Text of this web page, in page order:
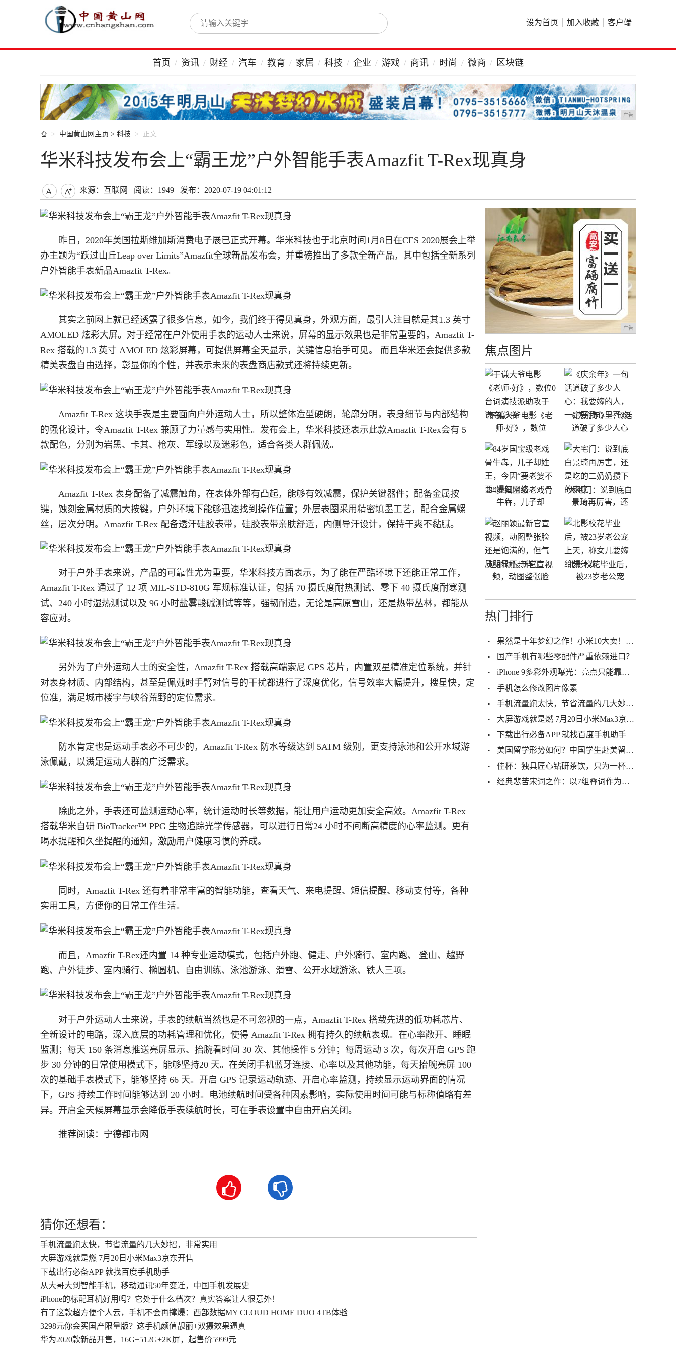
设为首页 加入收藏 客户端
首页 资讯 财经 汽车 教育 家居 科技 企业 游戏 商讯 时尚 微商 区块链
广告
 中国黄山网主页 > 科技 正文
华米科技发布会上“霸王龙”户外智能手表Amazfit T-Rex现真身
  来源：互联网 阅读：1949 发布：2020-07-19 04:01:12
昨日，2020年美国拉斯维加斯消费电子展已正式开幕。华米科技也于北京时间1月8日在CES 2020展会上举
办主题为“跃过山丘Leap over Limits”Amazfit全球新品发布会，并重磅推出了多款全新产品，其中包括全新系列
户外智能手表新品Amazfit T-Rex。
其实之前网上就已经透露了很多信息，如今，我们终于得见真身，外观方面，最引人注目就是其1.3 英寸
AMOLED 炫彩大屏。对于经常在户外使用手表的运动人士来说，屏幕的显示效果也是非常重要的，Amazfit T-
Rex 搭载的1.3 英寸 AMOLED 炫彩屏幕，可提供屏幕全天显示，关键信息抬手可见。 而且华米还会提供多款
精美表盘自由选择，彰显你的个性，并表示未来的表盘商店款式还将持续更新。
Amazfit T-Rex 这块手表是主要面向户外运动人士，所以整体造型硬朗，轮廓分明，表身细节与内部结构
的强化设计，令Amazfit T-Rex 兼顾了力量感与实用性。发布会上，华米科技还表示此款Amazfit T-Rex会有 5
款配色，分别为岩黑、卡其、枪灰、军绿以及迷彩色，适合各类人群佩戴。
Amazfit T-Rex 表身配备了减震触角，在表体外部有凸起，能够有效减震，保护关键器件；配备金属按
键，蚀刻金属材质的大按键，户外环境下能够迅速找到操作位置；外层表圈采用精密填墨工艺，配合金属螺
丝，层次分明。Amazfit T-Rex 配备透汗硅胶表带，硅胶表带亲肤舒适，内侧导汗设计，保持干爽不黏腻。
对于户外手表来说，产品的可靠性尤为重要，华米科技方面表示，为了能在严酷环境下还能正常工作，
Amazfit T-Rex 通过了 12 项 MIL-STD-810G 军规标准认证，包括 70 摄氏度耐热测试、零下 40 摄氏度耐寒测
试、240 小时湿热测试以及 96 小时盐雾酸碱测试等等，强韧耐造，无论是高原雪山，还是热带丛林，都能从
容应对。
另外为了户外运动人士的安全性，Amazfit T-Rex 搭载高端索尼 GPS 芯片，内置双星精准定位系统，并针
对表身材质、内部结构，甚至是佩戴时手臂对信号的干扰都进行了深度优化，信号效率大幅提升，搜星快，定
位准，满足城市楼宇与峡谷荒野的定位需求。
防水肯定也是运动手表必不可少的，Amazfit T-Rex 防水等级达到 5ATM 级别，更支持泳池和公开水域游
泳佩戴，以满足运动人群的广泛需求。
除此之外，手表还可监测运动心率，统计运动时长等数据，能让用户运动更加安全高效。Amazfit T-Rex
搭载华米自研 BioTracker™ PPG 生物追踪光学传感器，可以进行日常24 小时不间断高精度的心率监测。更有
喝水提醒和久坐提醒的通知，激励用户健康习惯的养成。
同时，Amazfit T-Rex 还有着非常丰富的智能功能，查看天气、来电提醒、短信提醒、移动支付等，各种
实用工具，方便你的日常工作生活。
而且，Amazfit T-Rex还内置 14 种专业运动模式，包括户外跑、健走、户外骑行、室内跑、 登山、越野
跑、户外徒步、室内骑行、椭圆机、自由训练、泳池游泳、滑雪、公开水域游泳、铁人三项。
对于户外运动人士来说，手表的续航当然也是不可忽视的一点，Amazfit T-Rex 搭载先进的低功耗芯片、
全新设计的电路，深入底层的功耗管理和优化，使得 Amazfit T-Rex 拥有持久的续航表现。在心率敞开、睡眠
监测；每天 150 条消息推送亮屏显示、抬腕看时间 30 次、其他操作 5 分钟；每周运动 3 次，每次开启 GPS 跑
步 30 分钟的日常使用模式下，能够坚持20 天。在关闭手机蓝牙连接、心率以及其他功能，每天抬腕亮屏 100
次的基础手表模式下，能够坚持 66 天。开启 GPS 记录运动轨迹、开启心率监测，持续显示运动界面的情况
下，GPS 持续工作时间能够达到 20 小时。电池续航时间受各种因素影响，实际使用时间可能与标称值略有差
异。开启全天候屏幕显示会降低手表续航时长，可在手表设置中自由开启关闭。
推荐阅读： 宁德都市网
 
猜你还想看：
手机流量跑太快，节省流量的几大妙招，非常实用
大屏游戏就是燃 7月20日小米Max3京东开售
下载出行必备APP 就找百度手机助手
从大哥大到智能手机，移动通讯50年变迁，中国手机发展史
iPhone的标配耳机好用吗？它处于什么档次？真实答案让人很意外！
有了这款超方便个人云，手机不会再撑爆：西部数据MY CLOUD HOME DUO 4TB体验
3298元你会买国产限量版？这手机颜值靓丽+双摄效果逼真
华为2020款新品开售，16G+512G+2K屏，起售价5999元
广告
焦点图片
于谦大爷电影《老
师·好》，数位
《庆余年》一句话
道破了多少人心
84岁国宝级老戏骨
牛犇，儿子却
大宅门：说到底白
景琦再厉害，还
赵丽颖最新官宣视
频，动图整张脸
北影校花毕业后，
被23岁老公宠
热门排行
果然是十年梦幻之作！小米10大卖！3999元的定价太高明了
国产手机有哪些零配件严重依赖进口？
iPhone 9多彩外观曝光：亮点只能靠配色？
手机怎么修改图片像素
手机流量跑太快，节省流量的几大妙招，非常实用
大屏游戏就是燃 7月20日小米Max3京东开售
下载出行必备APP 就找百度手机助手
美国留学形势如何？中国学生赴美留学道路终结了么？
佳杯：独具匠心钻研茶饮，只为一杯健康好茶
经典悲苦宋词之作：以7组叠词作为开头，以“愁”字贯穿全篇